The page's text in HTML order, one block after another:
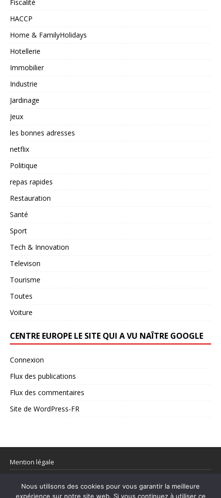
Fiscalité
HACCP
Home & FamilyHolidays
Hotellerie
Immobilier
Industrie
Jardinage
Jeux
les bonnes adresses
netflix
Politique
repas rapides
Restauration
Santé
Sport
Tech & Innovation
Televison
Tourisme
Toutes
Voiture
CENTRE EUROPE LE SITE QUI A VU NAÎTRE GOOGLE
Connexion
Flux des publications
Flux des commentaires
Site de WordPress-FR
Mention légale
Nous utilisons des cookies pour vous garantir la meilleure
expérience sur notre site web. Si vous continuez à utiliser ce